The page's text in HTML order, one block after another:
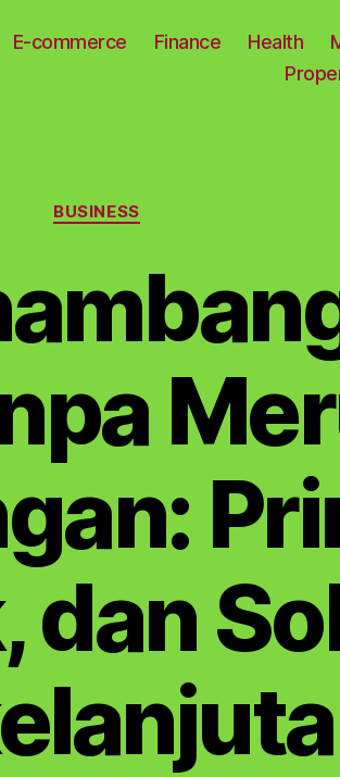
E-commerce Finance Health
Categories
BUSINESS
dan